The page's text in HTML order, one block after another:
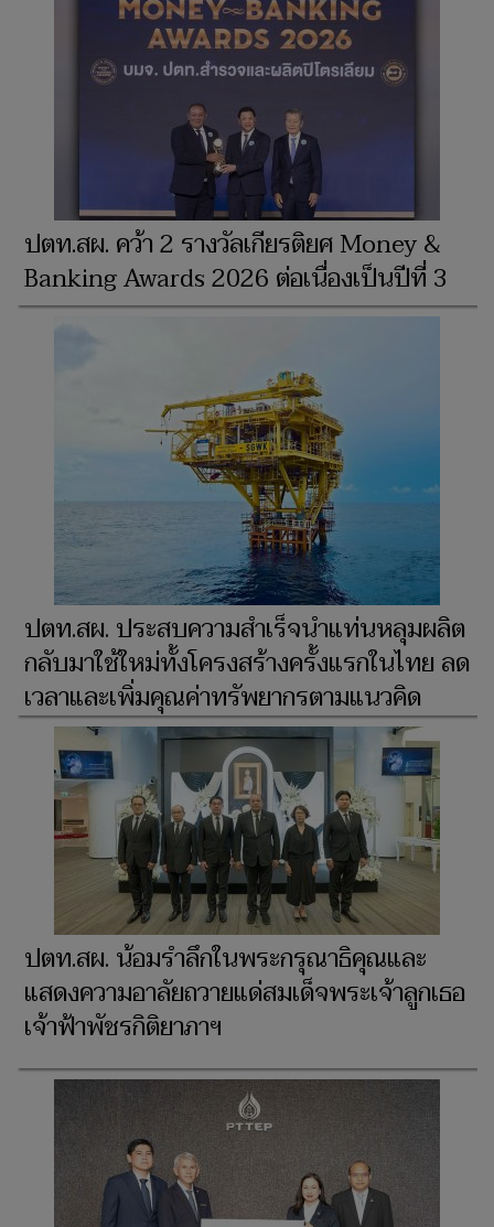
ปตท.สผ. คว้า 2 รางวัลเกียรติยศ Money &
Banking Awards 2026 ต่อเนื่องเป็นปีที่ 3
ปตท.สผ. ประสบความสำเร็จนำแท่นหลุมผลิต
กลับมาใช้ใหม่ทั้งโครงสร้างครั้งแรกในไทย ลด
เวลาและเพิ่มคุณค่าทรัพยากรตามแนวคิด
เศรษฐกิจหมุนเวียน
ปตท.สผ. น้อมรำลึกในพระกรุณาธิคุณและ
แสดงความอาลัยถวายแด่สมเด็จพระเจ้าลูกเธอ
เจ้าฟ้าพัชรกิติยาภาฯ